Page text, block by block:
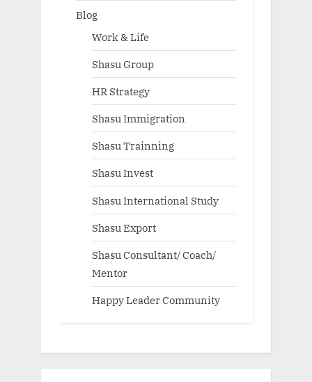
Blog
Work & Life
Shasu Group
HR Strategy
Shasu Immigration
Shasu Trainning
Shasu Invest
Shasu International Study
Shasu Export
Shasu Consultant/ Coach/
Mentor
Happy Leader Community